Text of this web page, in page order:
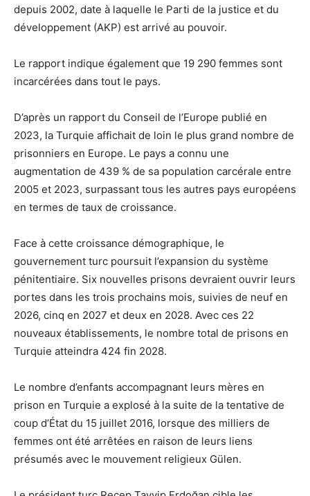
depuis 2002, date à laquelle le Parti de la justice et du
développement (AKP) est arrivé au pouvoir.
Le rapport indique également que 19 290 femmes sont
incarcérées dans tout le pays.
D’après un rapport du Conseil de l’Europe publié en
2023, la Turquie affichait de loin le plus grand nombre de
prisonniers en Europe. Le pays a connu une
augmentation de 439 % de sa population carcérale entre
2005 et 2023, surpassant tous les autres pays européens
en termes de taux de croissance.
Face à cette croissance démographique, le
gouvernement turc poursuit l’expansion du système
pénitentiaire. Six nouvelles prisons devraient ouvrir leurs
portes dans les trois prochains mois, suivies de neuf en
2026, cinq en 2027 et deux en 2028. Avec ces 22
nouveaux établissements, le nombre total de prisons en
Turquie atteindra 424 fin 2028.
Le nombre d’enfants accompagnant leurs mères en
prison en Turquie a explosé à la suite de la tentative de
coup d’État du 15 juillet 2016, lorsque des milliers de
femmes ont été arrêtées en raison de leurs liens
présumés avec le mouvement religieux Gülen.